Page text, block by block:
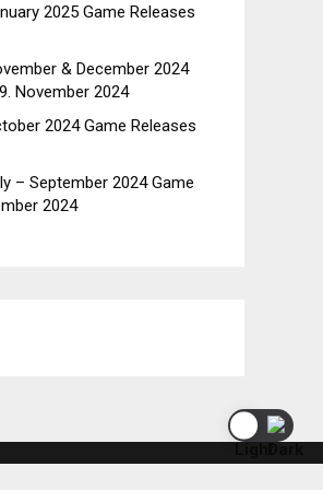
2025 Game Releases
& December 2024
November 2024
2024 Game Releases
– September 2024 Game
2024